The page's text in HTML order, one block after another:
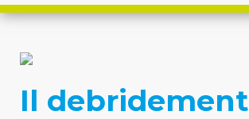
Il debridement